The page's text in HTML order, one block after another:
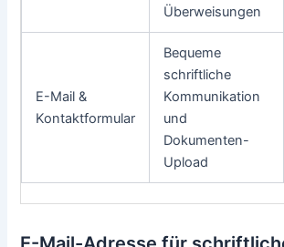
Überweisungen
E-Mail &
Kontaktformular
Bequeme
schriftliche
Kommunikation
und
Dokumenten-
Upload